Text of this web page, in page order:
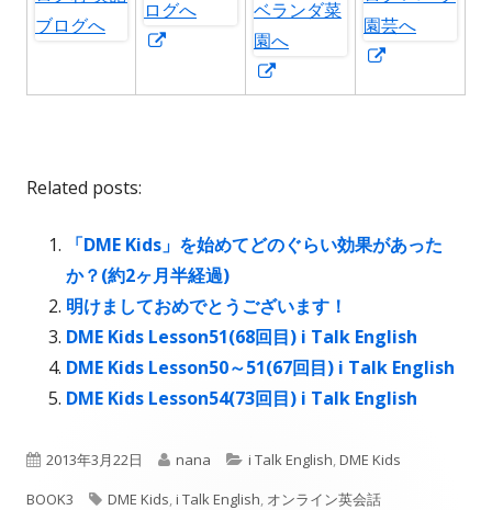
い
ウ
で
開
き
ま
す
し
ド
で
開
き
ま
ド
開
き
ま
Related posts:
「DME Kids」を始めてどのぐらい効果があった
か？(約2ヶ月半経過)
明けましておめでとうございます！
DME Kids Lesson51(68回目) i Talk English
DME Kids Lesson50～51(67回目) i Talk English
DME Kids Lesson54(73回目) i Talk English
公
開
2013年3月22日
作
成
nana
カ
テ
i Talk English,DME Kids
BOOK3
タ
DME Kids,i Talk English, オンライン英会話